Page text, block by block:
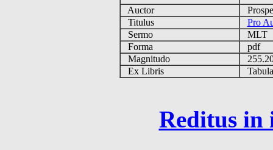
Auctor
Titulus
Pro
Sermo
MLT
Forma
pdf
Magnitudo
Ex Libris
Reditus in